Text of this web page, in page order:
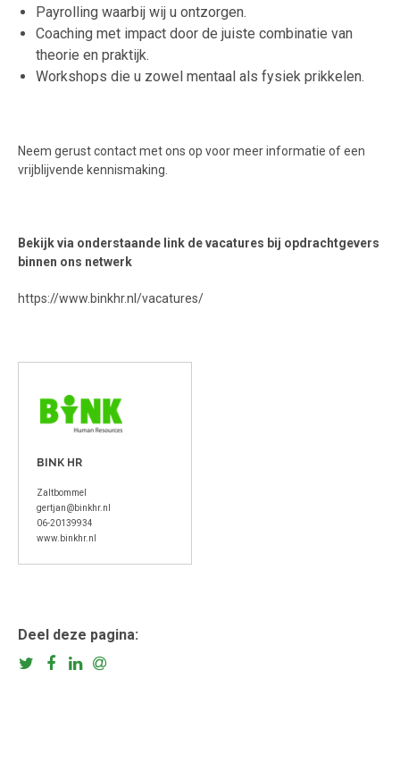
Payrolling waarbij wij u ontzorgen.
Coaching met impact door de juiste combinatie van
theorie en praktijk.
Workshops die u zowel mentaal als fysiek prikkelen.
Neem gerust contact met ons op voor meer informatie of een
vrijblijvende kennismaking.
Bekijk via onderstaande link de vacatures bij opdrachtgevers
binnen ons netwerk
https://www.binkhr.nl/vacatures/
BINK HR
Zaltbommel
gertjan@binkhr.nl
06-20139934
www.binkhr.nl
Deel deze pagina: